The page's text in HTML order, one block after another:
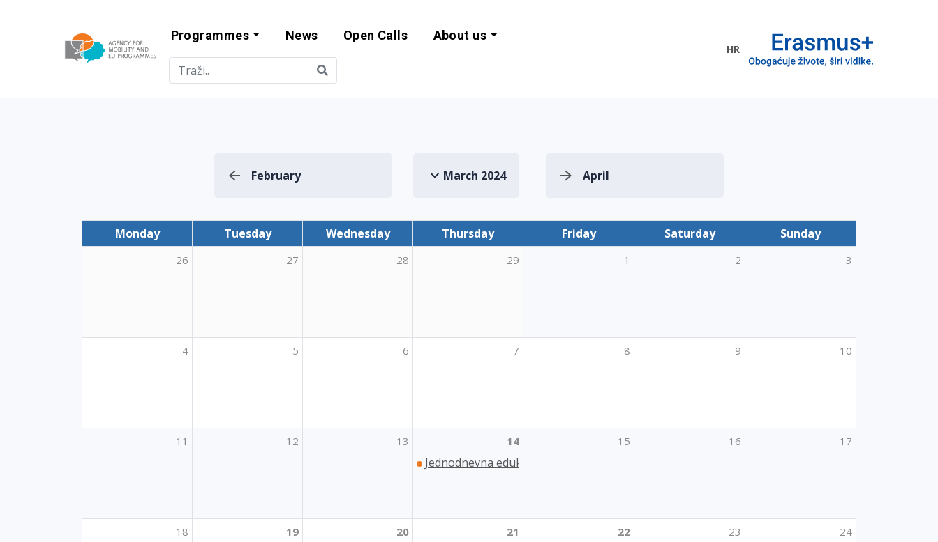
Agency for Mobility and EU Programme
Programmes News Open Calls About us
HR
February March 2024 April
Monday Tuesday Wednesday Thursday Friday Saturday Sunday
26 27 28 29 1 2 3
4 5 6 7 8 9 10
11 12 13 14
Jednodnevna edukacija „Kako razvijati Erasmus+ projekte uključivanja i raznolikosti”
15 16 17
18 19 20 21 22 23 24